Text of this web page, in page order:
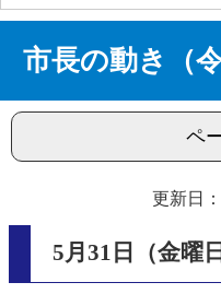
市長の動き（令
ペ
更新日
5月31日（金曜